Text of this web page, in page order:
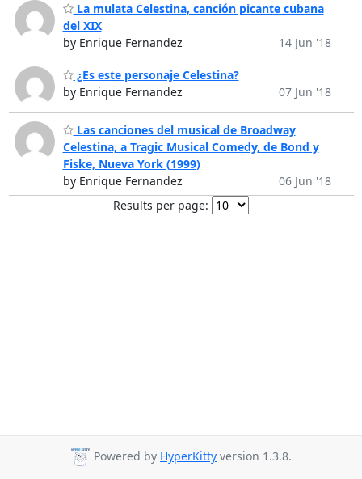
La mulata Celestina, canción picante cubana
del XIX
by Enrique Fernandez
14 Jun '18
¿Es este personaje Celestina?
by Enrique Fernandez
07 Jun '18
Las canciones del musical de Broadway
Celestina, a Tragic Musical Comedy, de Bond y
Fiske, Nueva York (1999)
by Enrique Fernandez
06 Jun '18
Results per page:
Powered by HyperKitty version 1.3.8.